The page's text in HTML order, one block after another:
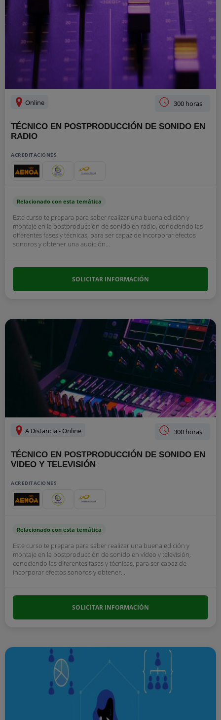
Online 300 horas
TÉCNICO EN POSTPRODUCCIÓN DE SONIDO EN
RADIO
ACREDITACIONES
Relacionado con esta temática
Este curso te prepara para saber realizar una buena edición y
montaje en la postproducción de sonido en radio, conociendo las
diferentes fases y técnicas, para ser capaz de incorporar efectos
sonoros y obtener una audición...
SOLICITAR INFORMACIÓN
A Distancia - Online 300 horas
TÉCNICO EN POSTPRODUCCIÓN DE SONIDO EN
VIDEO Y TELEVISIÓN
ACREDITACIONES
Relacionado con esta temática
Este curso te prepara para saber realizar una buena edición y
montaje en la postproducción de sonido en vídeo y televisión,
conociendo las diferentes fases y técnicas, para ser capaz de
incorporar efectos sonoros y obtener...
SOLICITAR INFORMACIÓN